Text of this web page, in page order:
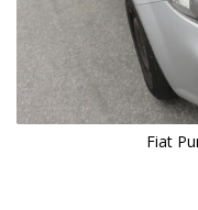
Fiat